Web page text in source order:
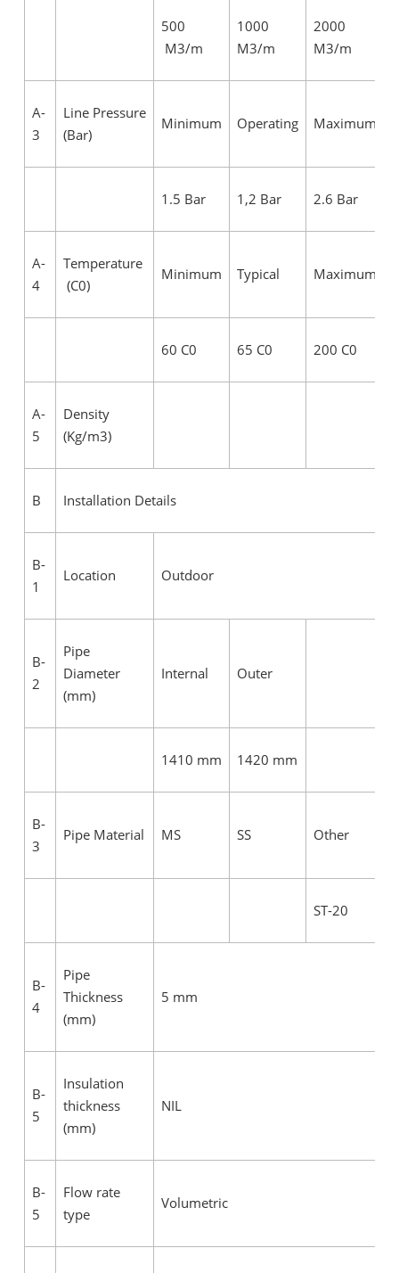
500
M3/m
1000
M3/m
2000
M3/m
A-
3
Line Pressure
(Bar)
Minimum Operating Maximum
1.5 Bar 1,2 Bar 2.6 Bar
A-
4
Temperature
(C0)
Minimum Typical Maximum
60 C0 65 C0 200 C0
A-
5
Density
(Kg/m3)
B Installation Details
B-
1
Location Outdoor
B-
2
Pipe
Diameter
(mm)
Internal Outer
1410 mm 1420 mm
B-
3
Pipe Material MS SS Other
ST-20
B-
4
Pipe
Thickness
(mm)
5 mm
B-
5
Insulation
thickness
(mm)
NIL
B-
5
Flow rate
type
Volumetric